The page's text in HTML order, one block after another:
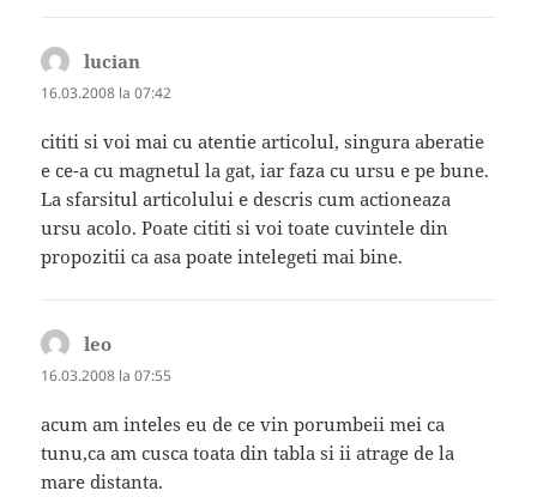
lucian
16.03.2008 la 07:42
cititi si voi mai cu atentie articolul, singura aberatie
e ce-a cu magnetul la gat, iar faza cu ursu e pe bune.
La sfarsitul articolului e descris cum actioneaza
ursu acolo. Poate cititi si voi toate cuvintele din
propozitii ca asa poate intelegeti mai bine.
leo
16.03.2008 la 07:55
acum am inteles eu de ce vin porumbeii mei ca
tunu,ca am cusca toata din tabla si ii atrage de la
mare distanta.